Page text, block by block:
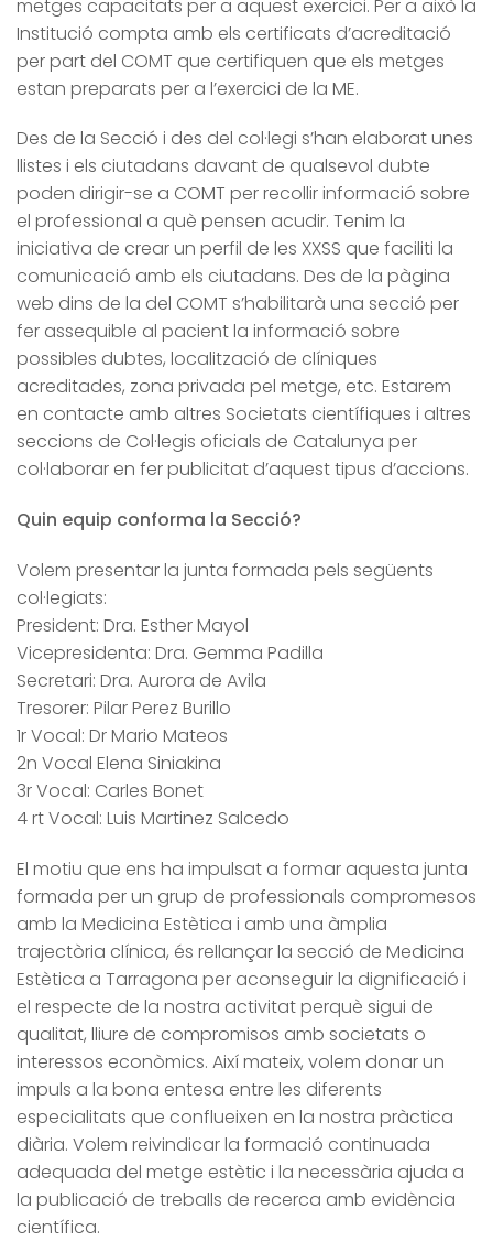
metges capacitats per a aquest exercici. Per a això la
Institució compta amb els certificats d’acreditació
per part del COMT que certifiquen que els metges
estan preparats per a l’exercici de la ME.
Des de la Secció i des del col·legi s’han elaborat unes
llistes i els ciutadans davant de qualsevol dubte
poden dirigir-se a COMT per recollir informació sobre
el professional a què pensen acudir. Tenim la
iniciativa de crear un perfil de les XXSS que faciliti la
comunicació amb els ciutadans. Des de la pàgina
web dins de la del COMT s’habilitarà una secció per
fer assequible al pacient la informació sobre
possibles dubtes, localització de clíniques
acreditades, zona privada pel metge, etc. Estarem
en contacte amb altres Societats científiques i altres
seccions de Col·legis oficials de Catalunya per
col·laborar en fer publicitat d’aquest tipus d’accions.
Quin equip conforma la Secció?
Volem presentar la junta formada pels següents
col·legiats:
President: Dra. Esther Mayol
Vicepresidenta: Dra. Gemma Padilla
Secretari: Dra. Aurora de Avila
Tresorer: Pilar Perez Burillo
1r Vocal: Dr Mario Mateos
2n Vocal Elena Siniakina
3r Vocal: Carles Bonet
4 rt Vocal: Luis Martinez Salcedo
El motiu que ens ha impulsat a formar aquesta junta
formada per un grup de professionals compromesos
amb la Medicina Estètica i amb una àmplia
trajectòria clínica, és rellançar la secció de Medicina
Estètica a Tarragona per aconseguir la dignificació i
el respecte de la nostra activitat perquè sigui de
qualitat, lliure de compromisos amb societats o
interessos econòmics. Així mateix, volem donar un
impuls a la bona entesa entre les diferents
especialitats que conflueixen en la nostra pràctica
diària. Volem reivindicar la formació continuada
adequada del metge estètic i la necessària ajuda a
la publicació de treballs de recerca amb evidència
científica.